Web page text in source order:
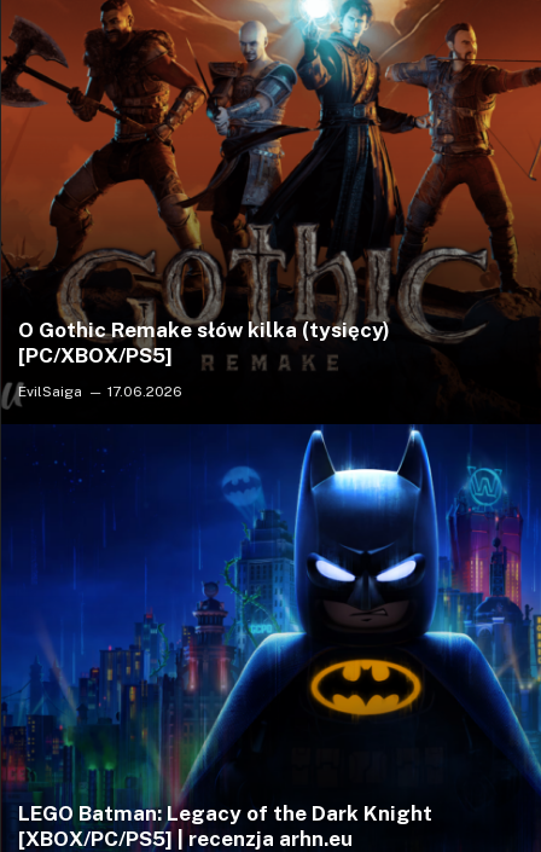
O Gothic Remake słów kilka (tysięcy)
[PC/XBOX/PS5]
EvilSaiga 17.06.2026
LEGO Batman: Legacy of the Dark Knight
[XBOX/PC/PS5] | recenzja arhn.eu